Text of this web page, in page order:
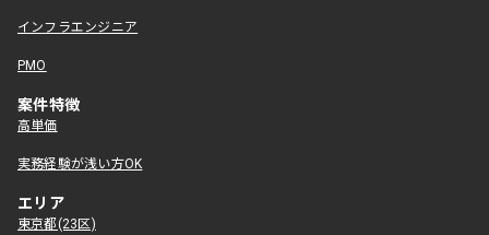
インフラエンジニア
PMO
案件特徴
高単価
実務経験が浅い方OK
エリア
東京都(23区)